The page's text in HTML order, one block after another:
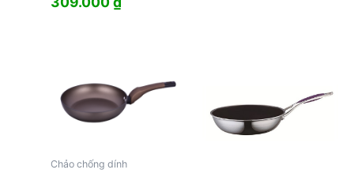
Chảo chống dính